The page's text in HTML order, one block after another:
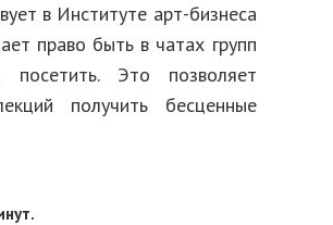
в Институте арт-бизнеса
право быть в чатах групп
посетить. Это позволяет
получить бесценные